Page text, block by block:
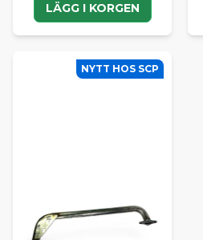
LÄGG I KORGEN
NYTT HOS SCP